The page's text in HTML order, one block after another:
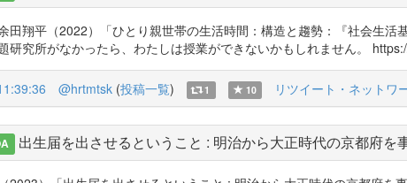
田翔平（2022）「ひとり親世帯の生活時間：構造と趨勢：『社会生
研究所がなかったら、わたしは授業ができないかもしれません。
@hrtmtsk (投稿一覧) 1 10 リツイート・ネットワ
出生届を出させるということ : 明治から大正時代の京都府を